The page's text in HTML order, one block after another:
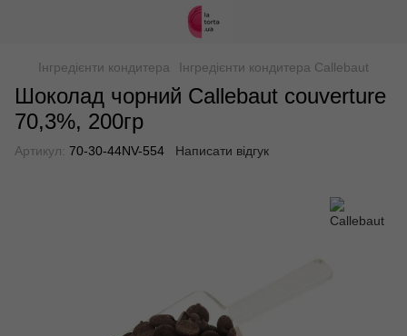
Інгредієнти кондитера Інгредієнти кондитера Callebaut
Шоколад чорний Callebaut couverture
70,3%, 200гр
Артикул: 70-30-44NV-554 Написати відгук